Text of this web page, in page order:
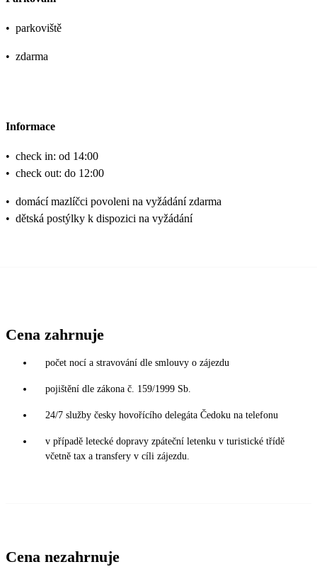
• parkoviště
• zdarma
Informace
• check in: od 14:00
• check out: do 12:00
• domácí mazlíčci povoleni na vyžádání zdarma
• dětská postýlky k dispozici na vyžádání
Cena zahrnuje
počet nocí a stravování dle smlouvy o zájezdu
pojištění dle zákona č. 159/1999 Sb.
24/7 služby česky hovořícího delegáta Čedoku na telefonu
v případě letecké dopravy zpáteční letenku v turistické třídě
včetně tax a transfery v cíli zájezdu.
Cena nezahrnuje